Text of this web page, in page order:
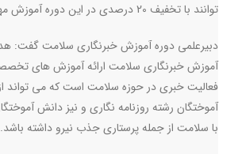
توانند با تخفیف 20 درصدی در این دوره آموزش مهارتی شرکت کنند.
دبیرعلمی دوره آموزش خبرنگاری سلامت گفت:
آموزش خبرنگاری سلامت ارائه آموزش های
فعالیت خبری در حوزه سلامت است که می تواند
آموختگان رشته روزنامه نگاری و نیز دانش
با سلامت از جمله پرستاری جذب نیرو داشته باشد.